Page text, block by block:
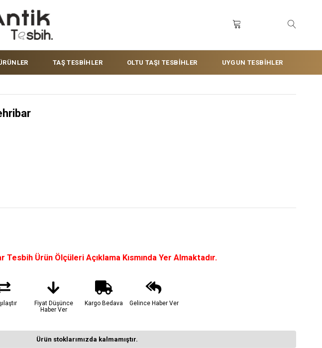
TAŞ TESBİHLER OLTU TAŞI TESBİHLER UYGUN TESBİHLER
Ürün Ölçüleri Açıklama Kısmında Yer Almaktadır.
Fiyat Düşünce
Haber Ver
Kargo Bedava Gelince Haber Ver
Ürün stoklarımızda kalmamıştır.